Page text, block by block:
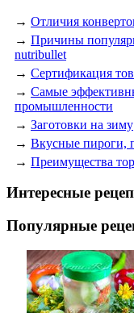
→ Отличия
→ Причины
nutribullet
→ Сертификация
→ Самые
промышленности
→ Заготовки на зиму
→ Вкусные пироги,
→ Преимущества
Интересные
Популярные